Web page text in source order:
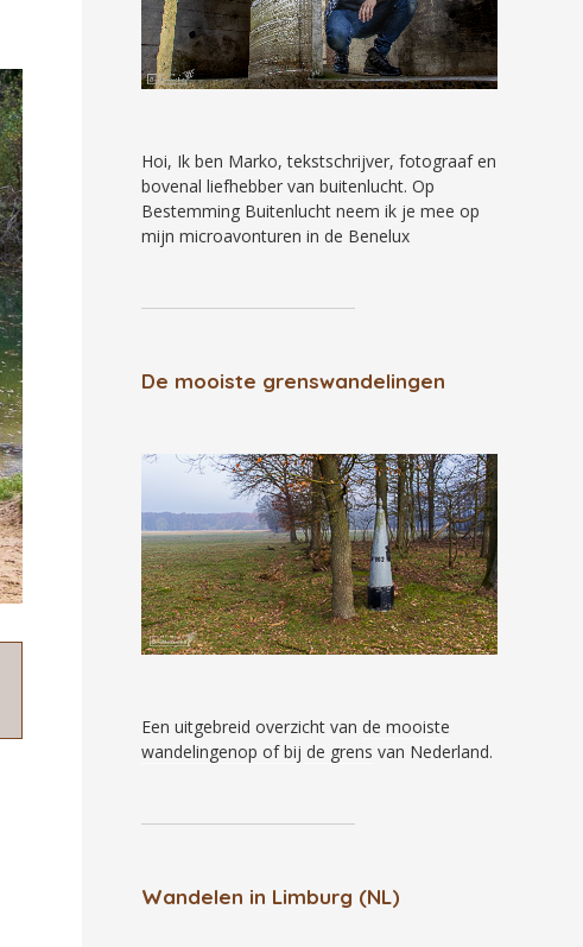
Hoi, Ik ben Marko, tekstschrijver, fotograaf en
bovenal liefhebber van buitenlucht. Op
Bestemming Buitenlucht neem ik je mee op
mijn microavonturen in de Benelux
De mooiste grenswandelingen
Een uitgebreid overzicht van de mooiste
wandelingenop of bij de grens van Nederland.
Wandelen in Limburg (NL)